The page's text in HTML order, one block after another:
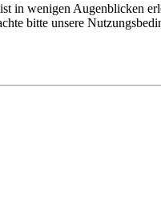
in wenigen Augenblicken
bitte unsere